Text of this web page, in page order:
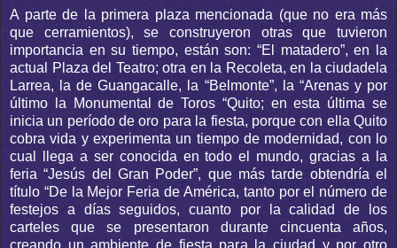
A parte de la primera plaza mencionada (que no era más
que cerramientos), se construyeron otras que tuvieron
importancia en su tiempo, están son: “El matadero”, en la
actual Plaza del Teatro; otra en la Recoleta, en la ciudadela
Larrea, la de Guangacalle, la “Belmonte”, la “Arenas y por
último la Monumental de Toros “Quito; en esta última se
inicia un período de oro para la fiesta, porque con ella Quito
cobra vida y experimenta un tiempo de modernidad, con lo
cual llega a ser conocida en todo el mundo, gracias a la
feria “Jesús del Gran Poder”, que más tarde obtendría el
título “De la Mejor Feria de América, tanto por el número de
festejos a días seguidos, cuanto por la calidad de los
carteles que se presentaron durante cincuenta años,
creando un ambiente de fiesta para la ciudad y por otro